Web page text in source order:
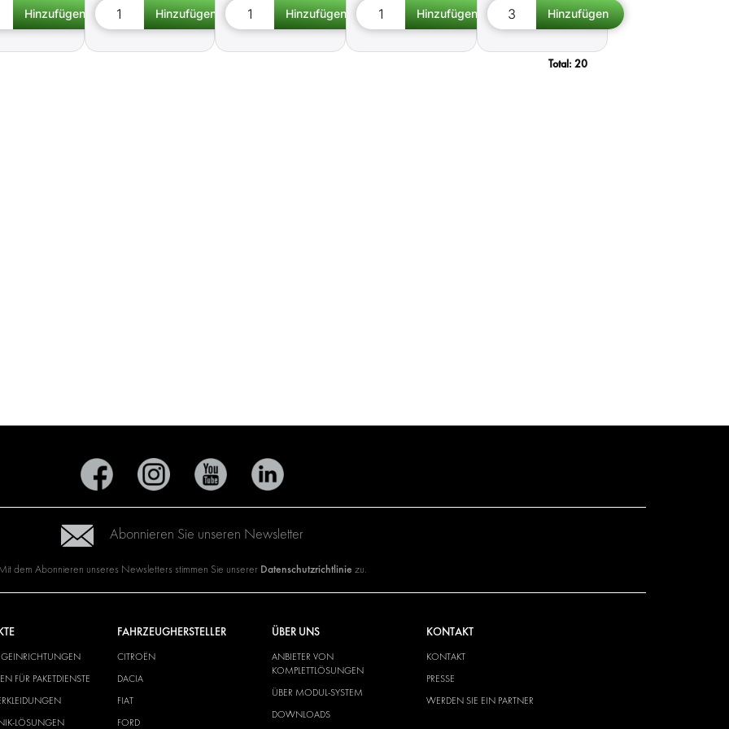
Total: 20
Abonnieren Sie unseren Newsletter
dem Abonnieren unseres Newsletters stimmen Sie unserer Datenschutzrichtlinie zu.
FÜR PAKETDIENSTE
LÖSUNGEN
FAHRZEUGHERSTELLER
CITROËN
DACIA
FIAT
FORD
ÜBER UNS
ANBIETER VON
KOMPLETTLÖSUNGEN
ÜBER MODUL-SYSTEM
DOWNLOADS
KONTAKT
KONTAKT
PRESSE
WERDEN SIE EIN PARTNER